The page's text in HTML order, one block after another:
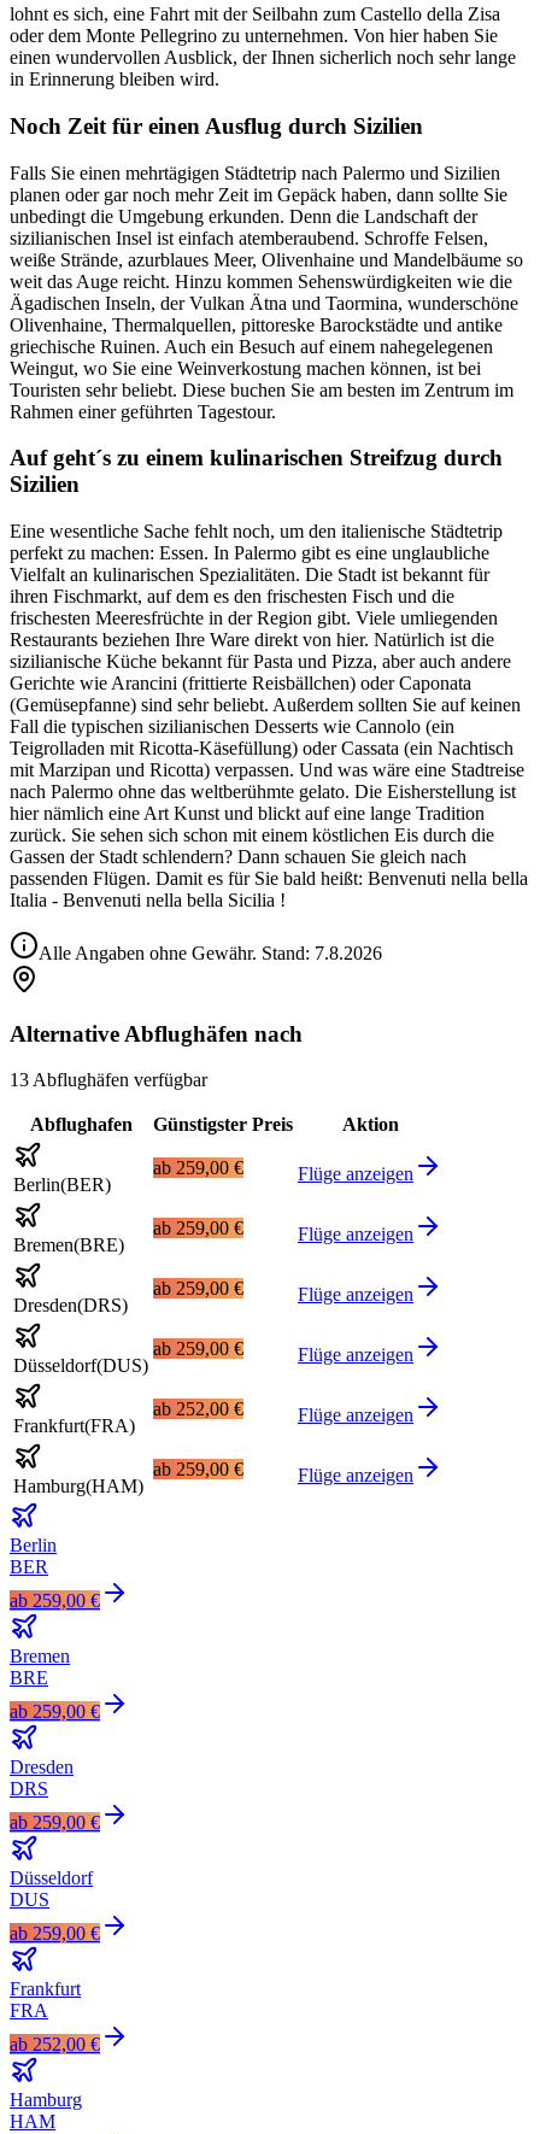
lohnt es sich, eine Fahrt mit der Seilbahn zum Castello della Zisa
oder dem Monte Pellegrino zu unternehmen. Von hier haben Sie
einen wundervollen Ausblick, der Ihnen sicherlich noch sehr lange
in Erinnerung bleiben wird.
Noch Zeit für einen Ausflug durch Sizilien
Falls Sie einen mehrtägigen Städtetrip nach Palermo und Sizilien
planen oder gar noch mehr Zeit im Gepäck haben, dann sollte Sie
unbedingt die Umgebung erkunden. Denn die Landschaft der
sizilianischen Insel ist einfach atemberaubend. Schroffe Felsen,
weiße Strände, azurblaues Meer, Olivenhaine und Mandelbäume so
weit das Auge reicht. Hinzu kommen Sehenswürdigkeiten wie die
Ägadischen Inseln, der Vulkan Ätna und Taormina, wunderschöne
Olivenhaine, Thermalquellen, pittoreske Barockstädte und antike
griechische Ruinen. Auch ein Besuch auf einem nahegelegenen
Weingut, wo Sie eine Weinverkostung machen können, ist bei
Touristen sehr beliebt. Diese buchen Sie am besten im Zentrum im
Rahmen einer geführten Tagestour.
Auf geht´s zu einem kulinarischen Streifzug durch
Sizilien
Eine wesentliche Sache fehlt noch, um den italienische Städtetrip
perfekt zu machen: Essen. In Palermo gibt es eine unglaubliche
Vielfalt an kulinarischen Spezialitäten. Die Stadt ist bekannt für
ihren Fischmarkt, auf dem es den frischesten Fisch und die
frischesten Meeresfrüchte in der Region gibt. Viele umliegenden
Restaurants beziehen Ihre Ware direkt von hier. Natürlich ist die
sizilianische Küche bekannt für Pasta und Pizza, aber auch andere
Gerichte wie Arancini (frittierte Reisbällchen) oder Caponata
(Gemüsepfanne) sind sehr beliebt. Außerdem sollten Sie auf keinen
Fall die typischen sizilianischen Desserts wie Cannolo (ein
Teigrolladen mit Ricotta-Käsefüllung) oder Cassata (ein Nachtisch
mit Marzipan und Ricotta) verpassen. Und was wäre eine Stadtreise
nach Palermo ohne das weltberühmte gelato. Die Eisherstellung ist
hier nämlich eine Art Kunst und blickt auf eine lange Tradition
zurück. Sie sehen sich schon mit einem köstlichen Eis durch die
Gassen der Stadt schlendern? Dann schauen Sie gleich nach
passenden Flügen. Damit es für Sie bald heißt: Benvenuti nella bella
Italia - Benvenuti nella bella Sicilia !
Alle Angaben ohne Gewähr. Stand: 7.8.2026
Alternative Abflughäfen nach
13 Abflughäfen verfügbar
Abflughafen Günstigster Preis Aktion
Berlin(BER)
ab 259,00 € Flüge anzeigen
Bremen(BRE)
ab 259,00 € Flüge anzeigen
Dresden(DRS)
ab 259,00 € Flüge anzeigen
Düsseldorf(DUS)
ab 259,00 € Flüge anzeigen
Frankfurt(FRA)
ab 252,00 € Flüge anzeigen
Hamburg(HAM)
ab 259,00 € Flüge anzeigen
Berlin
BER
ab 259,00 €
Bremen
BRE
ab 259,00 €
Dresden
DRS
ab 259,00 €
Düsseldorf
DUS
ab 259,00 €
Frankfurt
FRA
ab 252,00 €
Hamburg
HAM